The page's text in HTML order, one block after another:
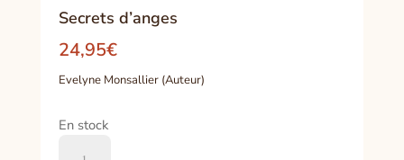
Secrets d’anges
24,95€
Evelyne Monsallier (Auteur)
En stock